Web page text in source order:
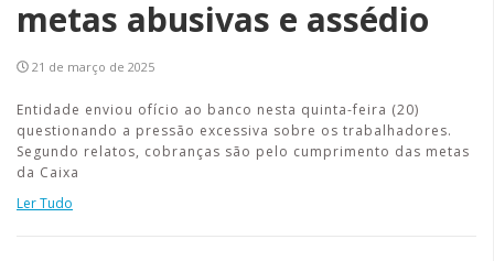
metas abusivas e assédio
21 de março de 2025
Entidade enviou ofício ao banco nesta quinta-feira (20)
questionando a pressão excessiva sobre os trabalhadores.
Segundo relatos, cobranças são pelo cumprimento das metas
da Caixa
Ler Tudo